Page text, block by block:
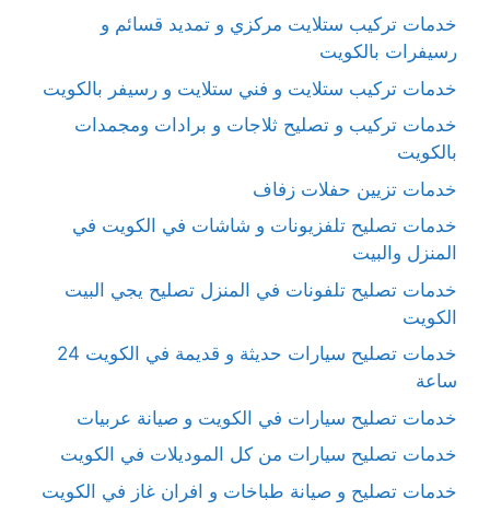
خدمات تركيب ستلايت مركزي و تمديد قسائم و
رسيفرات بالكويت
خدمات تركيب ستلايت و فني ستلايت و رسيفر بالكويت
خدمات تركيب و تصليح ثلاجات و برادات ومجمدات
بالكويت
خدمات تزيين حفلات زفاف
خدمات تصليح تلفزيونات و شاشات في الكويت في
المنزل والبيت
خدمات تصليح تلفونات في المنزل تصليح يجي البيت
الكويت
خدمات تصليح سيارات حديثة و قديمة في الكويت 24
ساعة
خدمات تصليح سيارات في الكويت و صيانة عربيات
خدمات تصليح سيارات من كل الموديلات في الكويت
خدمات تصليح و صيانة طباخات و افران غاز في الكويت